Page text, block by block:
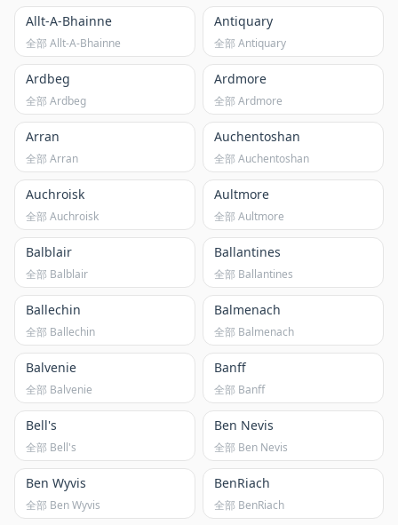
Allt-A-Bhainne
全部 Allt-A-Bhainne
Antiquary
全部 Antiquary
Ardbeg
全部 Ardbeg
Ardmore
全部 Ardmore
Arran
全部 Arran
Auchentoshan
全部 Auchentoshan
Auchroisk
全部 Auchroisk
Aultmore
全部 Aultmore
Balblair
全部 Balblair
Ballantines
全部 Ballantines
Ballechin
全部 Ballechin
Balmenach
全部 Balmenach
Balvenie
全部 Balvenie
Banff
全部 Banff
Bell's
全部 Bell's
Ben Nevis
全部 Ben Nevis
Ben Wyvis
全部 Ben Wyvis
BenRiach
全部 BenRiach